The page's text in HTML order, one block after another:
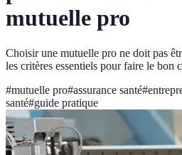
mutuelle pro
Choisir une mutuelle pro ne doit pas
les critères essentiels pour faire le bon
#mutuelle pro#assurance santé#
santé#guide pratique